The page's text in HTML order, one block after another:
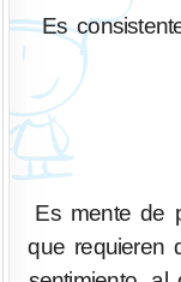
Es
Es mente de
que requieren